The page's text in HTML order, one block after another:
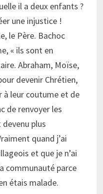
il a deux enfants ?
une injustice !
le Père. Bachoc
« ils sont en
Abraham, Moïse,
devenir Chrétien,
à leur coutume et de
de renvoyer les
plus
quand j’ai
et que je n’ai
communauté parce
étais malade.